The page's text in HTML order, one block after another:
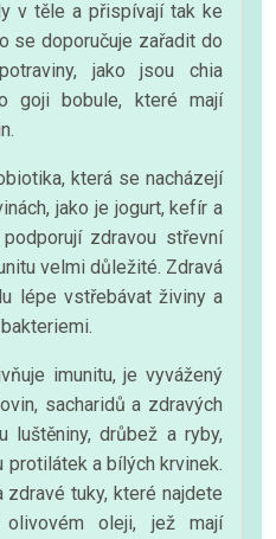
v těle a přispívají tak ke
se doporučuje zařadit do
jako jsou chia
goji bobule, které mají
která se nacházejí
jako je jogurt, kefír a
zdravou střevní
velmi důležité. Zdravá
lépe vstřebávat živiny a
imunitu, je vyvážený
sacharidů a zdravých
luštěniny, drůbež a ryby,
a bílých krvinek.
tuky, které najdete
oleji, jež mají